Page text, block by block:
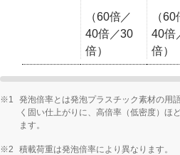
（60倍／
40倍／30
倍）
（60
40倍
倍）
※1
発泡倍率とは発泡プラスチック素材の用
く固い仕上がりに、高倍率（低密度）ほ
ます。
※2 積載荷重は発泡倍率により異なります。